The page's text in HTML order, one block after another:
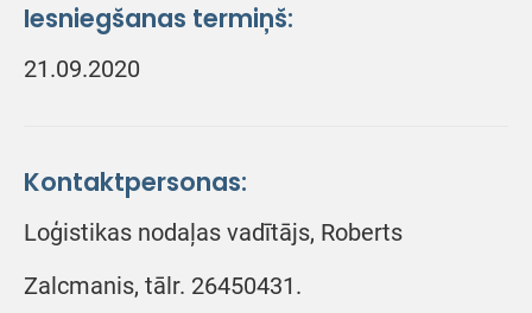
Iesniegšanas termiņš:
21.09.2020
Kontaktpersonas:
Loģistikas nodaļas vadītājs, Roberts
Zalcmanis, tālr. 26450431.